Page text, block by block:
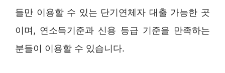
들만 이용할 수 있는 단기연체자 대출 가능한 곳
이며, 연소득기준과 신용 등급 기준을 만족하는
분들이 이용할 수 있습니다.